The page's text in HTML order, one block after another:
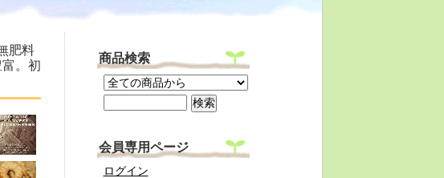
肥料
。初
商品検索
会員専用ページ
ログイン